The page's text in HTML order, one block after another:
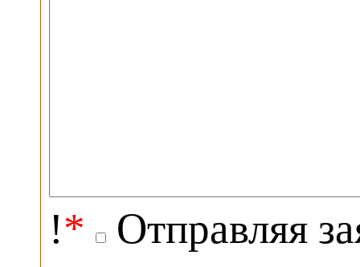
!*
Отправляя